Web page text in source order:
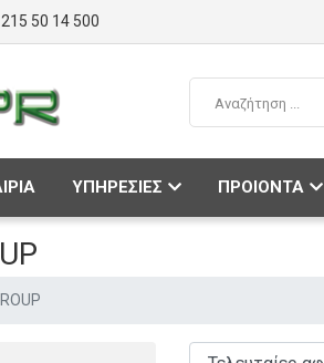
50 14 500
ΥΠΗΡΕΣΙΕΣ ΠΡΟΙΟΝΤΑ